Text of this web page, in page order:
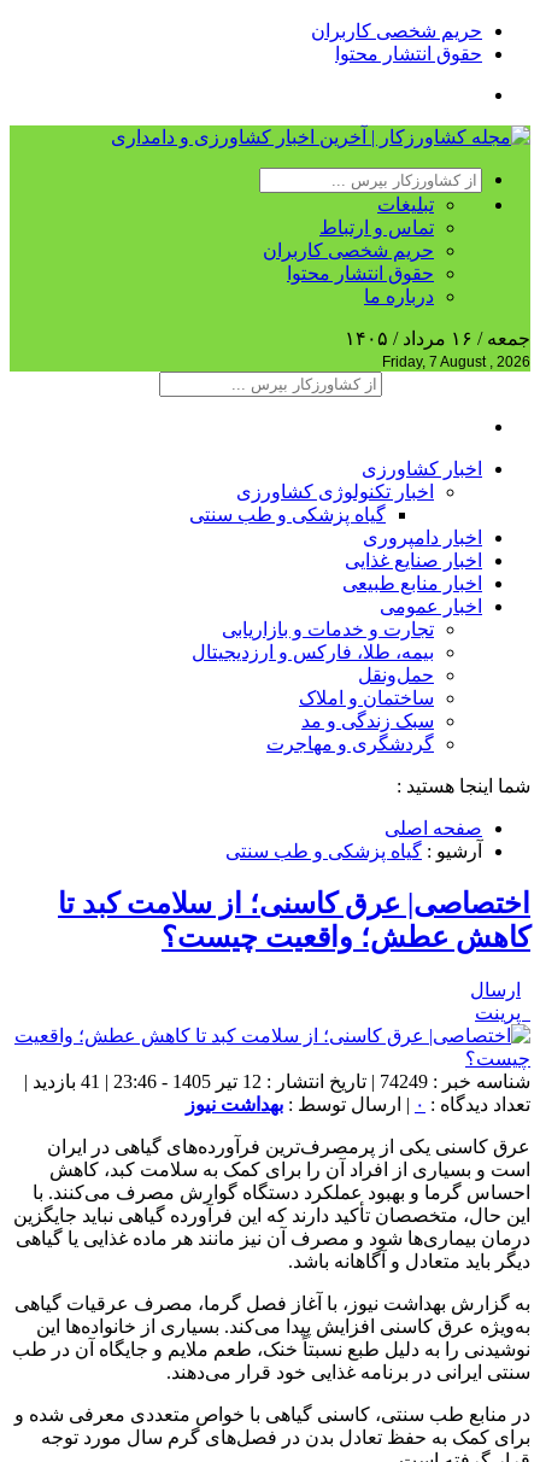
حریم شخصی کاربران
حقوق انتشار محتوا
تبلیغات
تماس و ارتباط
حریم شخصی کاربران
حقوق انتشار محتوا
درباره ما
جمعه / ۱۶ مرداد / ۱۴۰۵
Friday, 7 August , 2026
اخبار کشاورزی
اخبار تکنولوژی کشاورزی
گیاه پزشکی و طب سنتی
اخبار دامپروری
اخبار صنایع غذایی
اخبار منابع طبیعی
اخبار عمومی
تجارت و خدمات و بازاریابی
بیمه، طلا، فارکس و ارزدیجیتال
حمل‌و‌نقل
ساختمان و املاک
سبک زندگی و مد
گردشگری و مهاجرت
شما اینجا هستید :
صفحه اصلی
آرشیو : گیاه پزشکی و طب سنتی
اختصاصی| عرق کاسنی؛ از سلامت کبد تا
کاهش عطش؛ واقعیت چیست؟
ارسال
پرینت
شناسه خبر : 74249 | تاریخ انتشار : 12 تیر 1405 - 23:46 | 41 بازدید |
تعداد دیدگاه : ۰ | ارسال توسط : بهداشت نیوز
عرق کاسنی یکی از پرمصرف‌ترین فرآورده‌های گیاهی در ایران
است و بسیاری از افراد آن را برای کمک به سلامت کبد، کاهش
احساس گرما و بهبود عملکرد دستگاه گوارش مصرف می‌کنند. با
این حال، متخصصان تأکید دارند که این فرآورده گیاهی نباید جایگزین
درمان بیماری‌ها شود و مصرف آن نیز مانند هر ماده غذایی یا گیاهی
دیگر باید متعادل و آگاهانه باشد.
به گزارش بهداشت نیوز، با آغاز فصل گرما، مصرف عرقیات گیاهی
به‌ویژه عرق کاسنی افزایش پیدا می‌کند. بسیاری از خانواده‌ها این
نوشیدنی را به دلیل طبع نسبتاً خنک، طعم ملایم و جایگاه آن در طب
سنتی ایرانی در برنامه غذایی خود قرار می‌دهند.
در منابع طب سنتی، کاسنی گیاهی با خواص متعددی معرفی شده و
برای کمک به حفظ تعادل بدن در فصل‌های گرم سال مورد توجه